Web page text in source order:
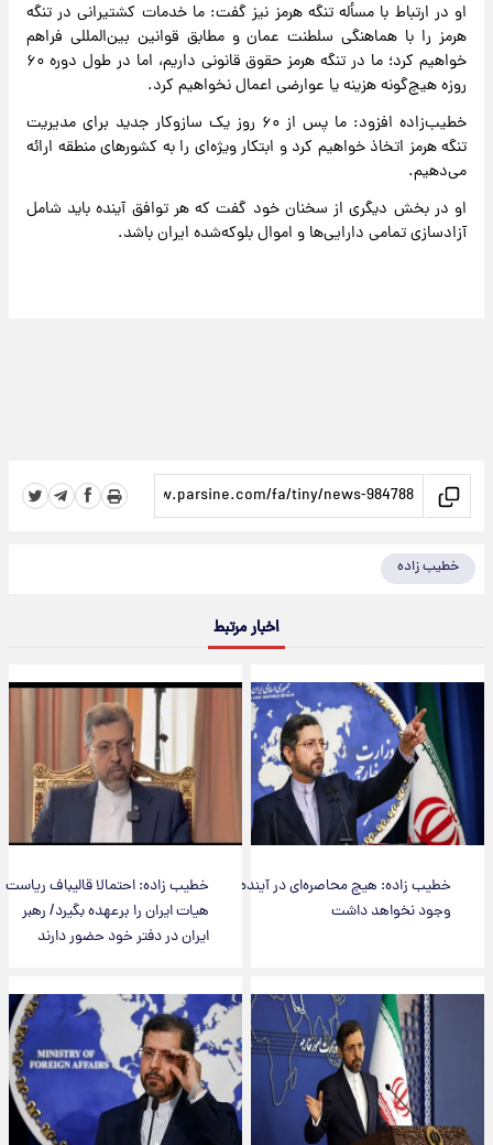
او در ارتباط با مسأله تنگه هرمز نیز گفت: ما خدمات کشتیرانی در تنگه
هرمز را با هماهنگی سلطنت عمان و مطابق قوانین بین‌المللی فراهم
خواهیم کرد؛ ما در تنگه هرمز حقوق قانونی داریم، اما در طول دوره ۶۰
روزه هیچ‌گونه هزینه یا عوارضی اعمال نخواهیم کرد.
خطیب‌زاده افزود: ما پس از ۶۰ روز یک سازوکار جدید برای مدیریت
تنگه هرمز اتخاذ خواهیم کرد و ابتکار ویژه‌ای را به کشورهای منطقه ارائه
می‌دهیم.
او در بخش دیگری از سخنان خود گفت که هر توافق آینده باید شامل
آزادسازی تمامی دارایی‌ها و اموال بلوکه‌شده ایران باشد.
خطیب زاده
اخبار مرتبط
خطیب زاده: هیچ محاصره‌ای در آینده
وجود نخواهد داشت
خطیب زاده: احتمالا قالیباف ریاست
هیات ایران را برعهده بگیرد/ رهبر
ایران در دفتر خود حضور دارند